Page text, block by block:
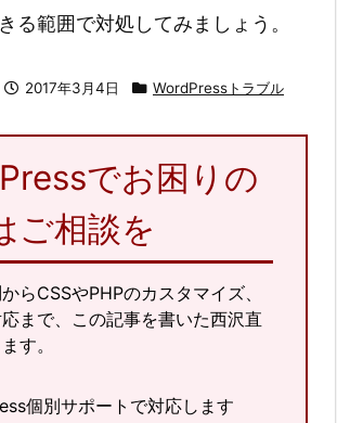
る範囲で対処してみましょう。
2017年3月4日 WordPressトラブル
でお困りの
ご相談を
らCSSやPHPのカスタマイズ、
応まで、この記事を書いた西沢直
す。
個別サポートで対応します